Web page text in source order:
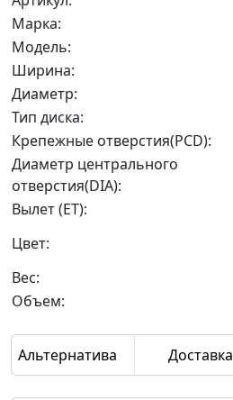
Марка:
Модель:
Ширина:
Диаметр:
Тип диска:
Крепежные отверстия(PCD):
Диаметр центрального
отверстия(DIA):
Вылет (ET):
Цвет:
Вес:
Объем:
Альтернатива Доставка